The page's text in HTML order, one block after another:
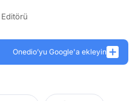
Onedio’yu Google'a ekleyin